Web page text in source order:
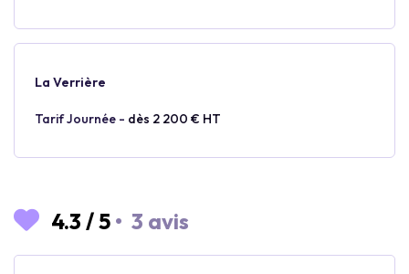
La Verrière
Tarif Journée - dès 2 200 € HT
4.3 /5 • 3 avis